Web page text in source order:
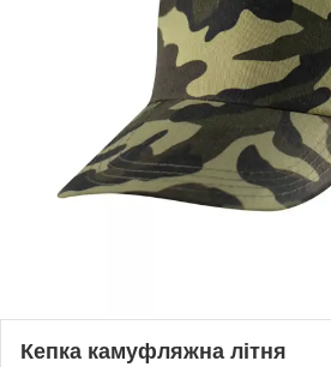
Кепка камуфляжна літня